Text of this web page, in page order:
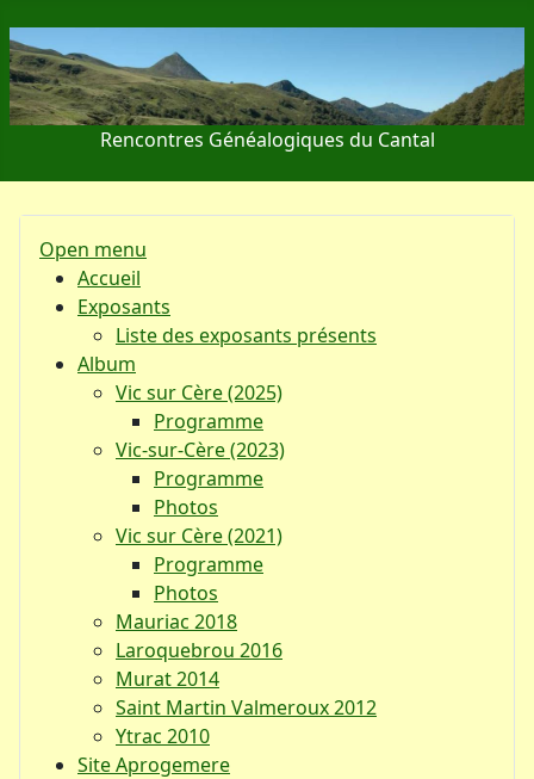
Rencontres Généalogiques du Cantal
Open menu
Accueil
Exposants
Liste des exposants présents
Album
Vic sur Cère (2025)
Programme
Vic-sur-Cère (2023)
Programme
Photos
Vic sur Cère (2021)
Programme
Photos
Mauriac 2018
Laroquebrou 2016
Murat 2014
Saint Martin Valmeroux 2012
Ytrac 2010
Site Aprogemere